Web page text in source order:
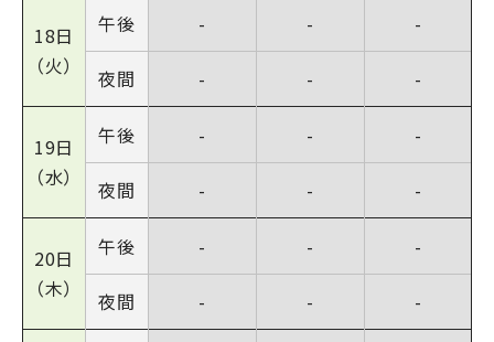
18日
（火）
午後
夜間
-
-
-
-
-
-
19日
（水）
午後
夜間
-
-
-
-
-
-
20日
（木）
午後
夜間
-
-
-
-
-
-